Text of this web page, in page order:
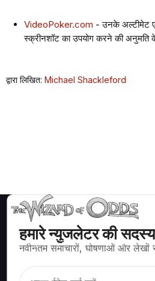
VideoPoker.com - उनके अल्टीमेट
स्क्रीनशॉट का उपयोग करने की अनुमति
द्वारा लिखित: Michael Shackleford
हमारे न्युजलेटर की
नवीनतम समाचारों, घोषणाओं और
ब्लैकजैक, क्रेप्स, रूलेट और अन्य सैकड़ों कैसीनो